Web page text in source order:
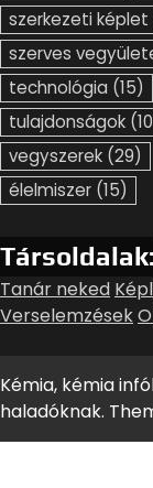
szerkezeti képlet
szerves
technológia (15)
tulajdonságok
vegyszerek (29)
élelmiszer (15)
Társoldalak:
Tanár neked
Verselemzések
Kémia, kémia
haladóknak.